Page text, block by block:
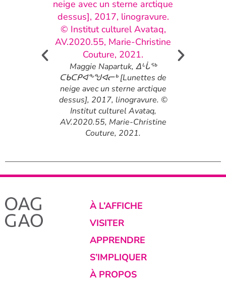
Maggie Napartuk, ᐃᒡᒑᖅ
ᑕᑲᑕᑭᐊᖕᖑᐊᓕᒃ [Lunettes de
neige avec un sterne arctique
dessus], 2017, linogravure. ©
Institut culturel Avataq,
AV.2020.55, Marie-Christine
Couture, 2021.
Siasi
À L’AFFICHE
VISITER
APPRENDRE
S’IMPLIQUER
À PROPOS